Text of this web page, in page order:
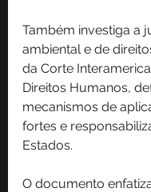
Também investiga a
ambiental e de
da Corte
Direitos Humanos,
mecanismos de
fortes e
Estados.
O documento